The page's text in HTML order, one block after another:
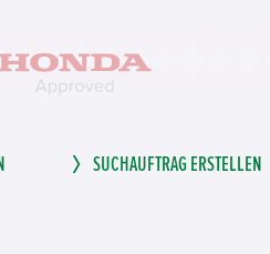
SUCHAUFTRAG ERSTELLEN